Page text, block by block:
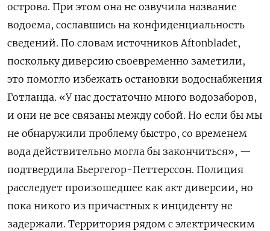
острова. При этом она не озвучила название
водоема, сославшись на конфиденциальность
сведений. По словам источников Aftonbladet,
поскольку диверсию своевременно заметили,
это помогло избежать остановки водоснабжения
Готланда. «У нас достаточно много водозаборов,
и они не все связаны между собой. Но если бы мы
не обнаружили проблему быстро, со временем
вода действительно могла бы закончиться», —
подтвердила Бьергегор-Петтерссон. Полиция
расследует произошедшее как акт диверсии, но
пока никого из причастных к инциденту не
задержали. Территория рядом с электрическим